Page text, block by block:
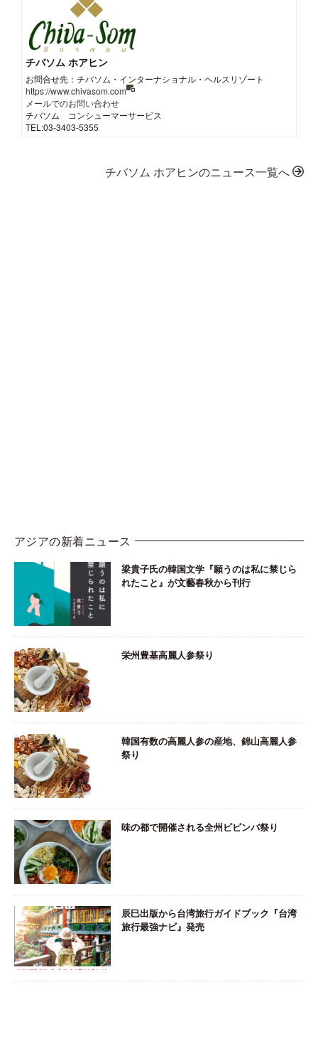
チバソム ホアヒン
お問合せ先：チバソム・インターナショナル・ヘルスリゾート
https://www.chivasom.com
メールでのお問い合わせ
チバソム コンシューマーサービス
TEL:03-3403-5355
チバソム ホアヒンのニュース一覧へ
アジアの新着ニュース
梁貴子氏の韓国文学『願うのは私に禁じら
れたこと』が文藝春秋から刊行
栄州豊基高麗人参祭り
韓国有数の高麗人参の産地、錦山高麗人参
祭り
味の都で開催される全州ビビンバ祭り
辰巳出版から台湾旅行ガイドブック『台湾
旅行最強ナビ』発売